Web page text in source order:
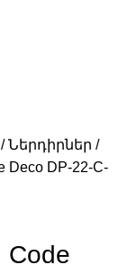
Ներդիրներ
DP-22-C-